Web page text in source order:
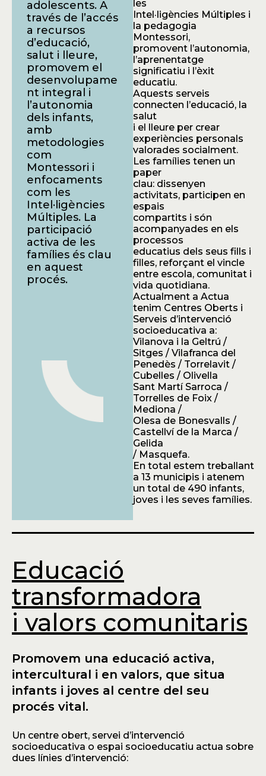
adolescents. A
través de l’accés
a recursos
d’educació,
salut i lleure,
promovem el
desenvolupame
nt integral i
l’autonomia
dels infants,
amb
metodologies
com
Montessori i
enfocaments
com les
Intel·ligències
Múltiples. La
participació
activa de les
famílies és clau
en aquest
procés.
les
Intel·ligències Múltiples i
la pedagogia
Montessori,
promovent l’autonomia,
l’aprenentatge
significatiu i l’èxit
educatiu.
Aquests serveis
connecten l’educació, la
salut
i el lleure per crear
experiències personals
valorades socialment.
Les famílies tenen un
paper
clau: dissenyen
activitats, participen en
espais
compartits i són
acompanyades en els
processos
educatius dels seus fills i
filles, reforçant el vincle
entre escola, comunitat i
vida quotidiana.
Actualment a Actua
tenim Centres Oberts i
Serveis d’intervenció
socioeducativa a:
Vilanova i la Geltrú /
Sitges / Vilafranca del
Penedès / Torrelavit /
Cubelles / Olivella
Sant Martí Sarroca /
Torrelles de Foix /
Mediona /
Olesa de Bonesvalls /
Castellví de la Marca /
Gelida
/ Masquefa.
En total estem treballant
a 13 municipis i atenem
un total de 490 infants,
joves i les seves famílies.
Educació
transformadora
i valors comunitaris
Promovem una educació activa,
intercultural i en valors, que situa
infants i joves al centre del seu
procés vital.
Un centre obert, servei d’intervenció
socioeducativa o espai socioeducatiu actua sobre
dues línies d’intervenció: